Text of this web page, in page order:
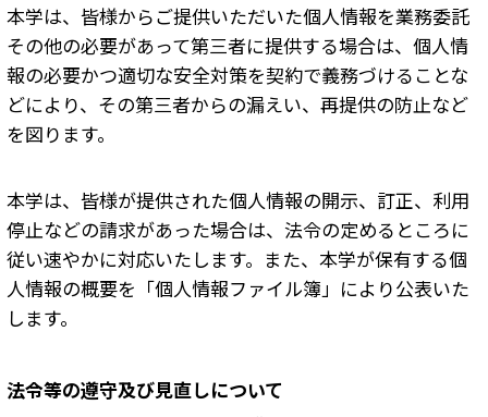
本学は、皆様からご提供いただいた個人情報を業務委託
その他の必要があって第三者に提供する場合は、個人情
報の必要かつ適切な安全対策を契約で義務づけることな
どにより、その第三者からの漏えい、再提供の防止など
を図ります。
本学は、皆様が提供された個人情報の開示、訂正、利用
停止などの請求があった場合は、法令の定めるところに
従い速やかに対応いたします。また、本学が保有する個
人情報の概要を「個人情報ファイル簿」により公表いた
します。
法令等の遵守及び見直しについて